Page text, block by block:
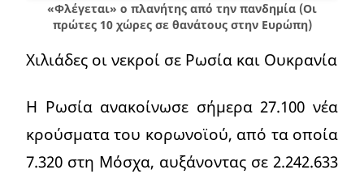
«Φλέγεται» ο πλανήτης από την πανδημία (Οι
πρώτες 10 χώρες σε θανάτους στην Ευρώπη)
Χιλιάδες οι νεκροί σε Ρωσία και Ουκρανία
Η Ρωσία ανακοίνωσε σήμερα 27.100 νέα
κρούσματα του κορωνοϊού, από τα οποία
7.320 στη Μόσχα, αυξάνοντας σε 2.242.633